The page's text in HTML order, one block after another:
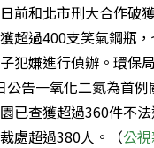
前和北市刑大合作破
超過400支笑氣鋼瓶
犯嫌進行偵辦。環保
告一氧化二氮為首例
已查獲超過360件不
處超過380人。（公